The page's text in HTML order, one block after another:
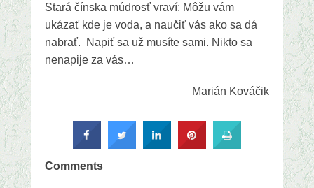
Stará čínska múdrosť vraví: Môžu vám
ukázať kde je voda, a naučiť vás ako sa dá
nabrať. Napiť sa už musíte sami. Nikto sa
nenapije za vás…
Marián Kováčik
Comments